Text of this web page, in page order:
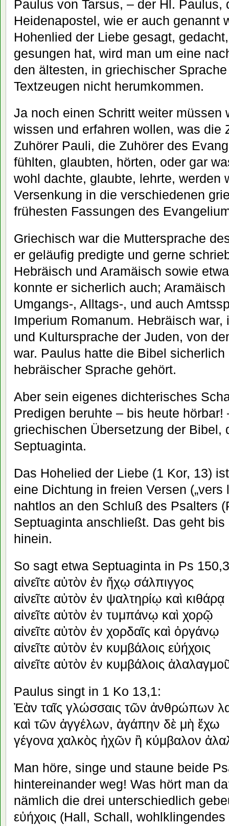
Paulus von Tarsus, – der Hl. Paulus,
Heidenapostel, wie er auch genannt
Hohenlied der Liebe gesagt,
gesungen hat, wird man um eine
den ältesten, in griechischer
Textzeugen nicht herumkommen.
Ja noch einen Schritt weiter müssen
wissen und erfahren wollen, was die
Zuhörer Pauli, die Zuhörer des
fühlten, glaubten, hörten, oder gar
wohl dachte, glaubte, lehrte, werden
Versenkung in die verschiedenen
frühesten Fassungen des
Griechisch war die Muttersprache
er geläufig predigte und gerne
Hebräisch und Aramäisch sowie
konnte er sicherlich auch;
Umgangs-, Alltags-, und auch
Imperium Romanum. Hebräisch
und Kultursprache der Juden, von
war. Paulus hatte die Bibel
hebräischer Sprache gehört.
Aber sein eigenes dichterisches
Predigen beruhte – bis heute
griechischen Übersetzung der Bibel,
Septuaginta.
Das Hohelied der Liebe (1 Kor, 13)
eine Dichtung in freien Versen („vers
nahtlos an den Schluß des Psalters
Septuaginta anschließt. Das geht
hinein.
So sagt etwa Septuaginta in Ps
αἰνεῖτε αὐτὸν ἐν ἤχῳ σάλπιγγος
αἰνεῖτε αὐτὸν ἐν ψαλτηρίῳ καὶ κιθάρᾳ
αἰνεῖτε αὐτὸν ἐν τυμπάνῳ καὶ χορῷ
αἰνεῖτε αὐτὸν ἐν χορδαῖς καὶ ὀργάνῳ
αἰνεῖτε αὐτὸν ἐν κυμβάλοις εὐήχοις
αἰνεῖτε αὐτὸν ἐν κυμβάλοις
Paulus singt in 1 Ko 13,1:
Ἐὰν ταῖς γλώσσαις τῶν ἀνθρώπων
καὶ τῶν ἀγγέλων, ἀγάπην δὲ μὴ ἔχω
γέγονα χαλκὸς ἠχῶν ἢ κύμβαλον
Man höre, singe und staune beide
hintereinander weg! Was hört man
nämlich die drei unterschiedlich
εὐήχοις (Hall, Schall,